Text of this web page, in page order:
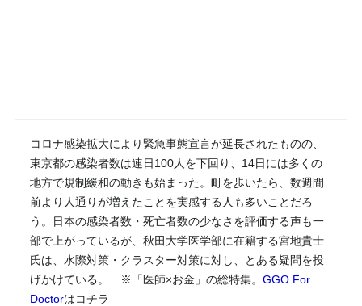
コロナ感染拡大により緊急事態宣言が延長されたものの、
東京都の感染者数は連日100人を下回り、14日には多くの
地方で規制緩和の動きも始まった。町を歩いたら、数週間
前より人通りが増えたことを実感する人も多いことだろ
う。日本の感染者数・死亡者数の少なさを評価する声も一
部で上がっているが、秋田大学医学部に在籍する宮地貴士
氏は、水際対策・クラスター対策に対し、とある疑問を投
げかけている。 ※「医師×お金」の総特集。 GGO For
Doctorはコチラ